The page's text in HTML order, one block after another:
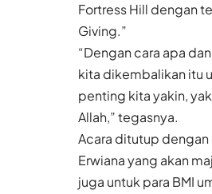
Fortress Hill dengan
Giving.”
“Dengan cara apa
kita dikembalikan itu
penting kita yakin,
Allah,” tegasnya.
Acara ditutup
Erwiana yang akan
juga untuk para BMI